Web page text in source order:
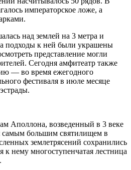
императорское ложе, а
над землей на 3 метра и
подходы к ней были украшены
представление могли
Сегодня амфитеатр также
— во время ежегодного
фестиваля в июле месяце
Аполлона, возведенный в 3 веке
большим святилищем в
землетрясений сохранились
нему многоступенчатая лестница